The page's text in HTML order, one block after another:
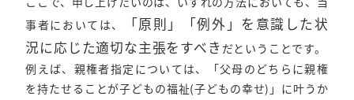
事者においては、
「原則」「例外」を意識した状
況に応じた適切な主張をすべき だということです。
例えば、親権者指定については、「父母のどちらに親権
を持たせることが子どもの福祉(子どもの幸せ)」に叶うか